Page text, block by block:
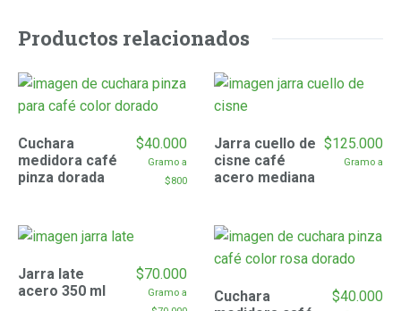
Productos relacionados
Cuchara
medidora café
pinza dorada
$40.000
Gramo a
$800
Jarra cuello de
cisne café
acero mediana
$125.000
Gramo a
Jarra late
acero 350 ml
$70.000
Gramo a
Cuchara
$40.000